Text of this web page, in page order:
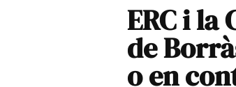
ERC i la
de
o en